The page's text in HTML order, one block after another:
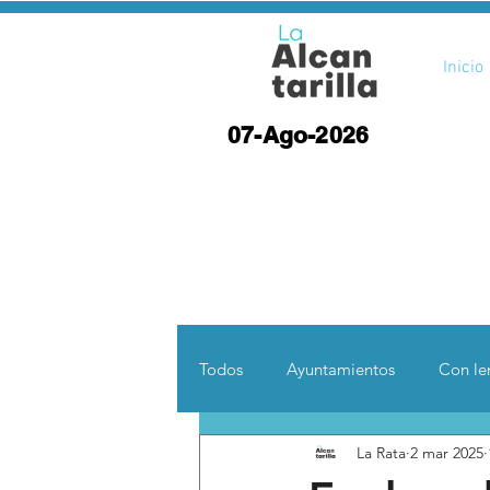
Inicio
07-Ago-2026
Todos Ayuntamientos Con
Desde otras
La Rata 2 mar 2025